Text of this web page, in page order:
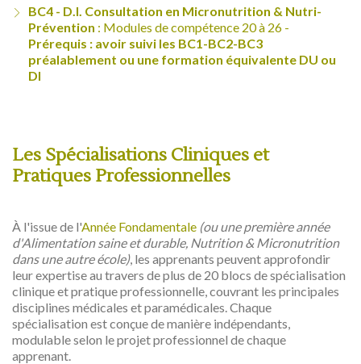
BC4 - D.I. Consultation en Micronutrition & Nutri-
Prévention : Modules de compétence 20 à 26 -
Prérequis : avoir suivi les BC1-BC2-BC3
préalablement ou une formation équivalente DU ou
DI
Les Spécialisations Cliniques et
Pratiques Professionnelles
À l'issue de l'Année Fondamentale (ou une première année
d'Alimentation saine et durable, Nutrition & Micronutrition
dans une autre école), les apprenants peuvent approfondir
leur expertise au travers de plus de 20 blocs de spécialisation
clinique et pratique professionnelle, couvrant les principales
disciplines médicales et paramédicales. Chaque
spécialisation est conçue de manière indépendants,
modulable selon le projet professionnel de chaque
apprenant.